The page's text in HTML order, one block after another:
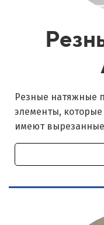
Резные натяжные
элементы, которые
имеют